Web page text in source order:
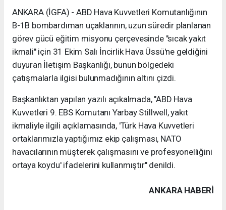
ANKARA (İGFA) - ABD Hava Kuvvetleri Komutanlığının
B-1B bombardıman uçaklarının, uzun süredir planlanan
görev gücü eğitim misyonu çerçevesinde "sıcak yakıt
ikmali" için 31 Ekim Salı İncirlik Hava Üssü'ne geldiğini
duyuran İletişim Başkanlığı, bunun bölgedeki
çatışmalarla ilgisi bulunmadığının altını çizdi.
Başkanlıktan yapılan yazılı açıkalmada, "ABD Hava
Kuvvetleri 9. EBS Komutanı Yarbay Stillwell, yakıt
ikmaliyle ilgili açıklamasında, 'Türk Hava Kuvvetleri
ortaklarımızla yaptığımız ekip çalışması, NATO
havacılarının müşterek çalışmasını ve profesyonelliğini
ortaya koydu' ifadelerini kullanmıştır" denildi.
ANKARA HABERİ